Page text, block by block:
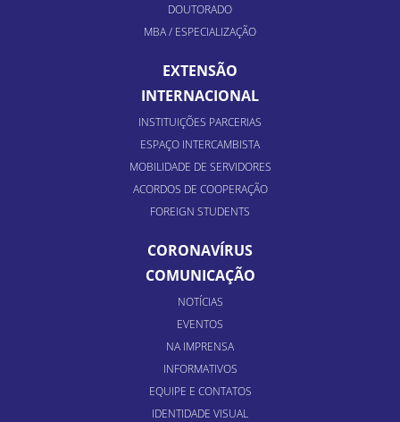
DOUTORADO
MBA / ESPECIALIZAÇÃO
EXTENSÃO
INTERNACIONAL
INSTITUIÇÕES PARCERIAS
ESPAÇO INTERCAMBISTA
MOBILIDADE DE SERVIDORES
ACORDOS DE COOPERAÇÃO
FOREIGN STUDENTS
CORONAVÍRUS
COMUNICAÇÃO
NOTÍCIAS
EVENTOS
NA IMPRENSA
INFORMATIVOS
EQUIPE E CONTATOS
IDENTIDADE VISUAL